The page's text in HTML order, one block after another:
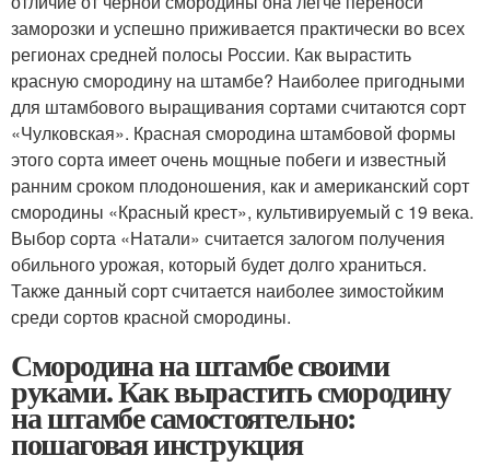
заморозки и успешно приживается практически во всех
регионах средней полосы России. Как вырастить
красную смородину на штамбе? Наиболее пригодными
для штамбового выращивания сортами считаются сорт
«Чулковская». Красная смородина штамбовой формы
этого сорта имеет очень мощные побеги и известный
ранним сроком плодоношения, как и американский сорт
смородины «Красный крест», культивируемый с 19 века.
Выбор сорта «Натали» считается залогом получения
обильного урожая, который будет долго храниться.
Также данный сорт считается наиболее зимостойким
среди сортов красной смородины.
Смородина на штамбе своими
руками. Как вырастить смородину
на штамбе самостоятельно:
пошаговая инструкция